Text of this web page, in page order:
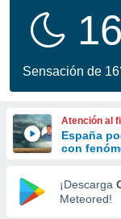
se
calidad.
a este
las
y
forma
digital
basada
Sensación de
Atención al
España
con
¡Descarga
Meteored!